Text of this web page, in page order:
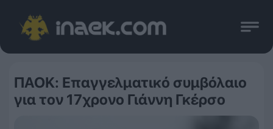
ΠΑΟΚ: Επαγγελματικό συμβόλαιο
για τον 17χρονο Γιάννη Γκέρσο